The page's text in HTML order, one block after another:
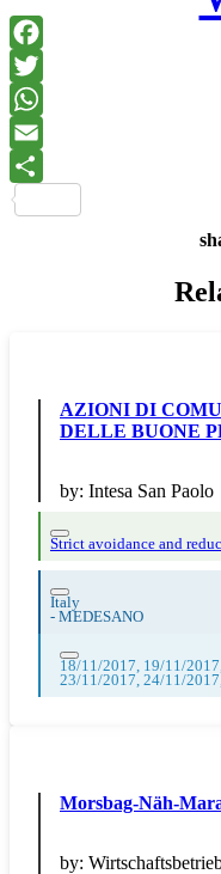
AZIONI DI
DELLE BUONE
by: Intesa San Paolo
Strict avoidance and
Italy
- MEDESANO
18/11/2017, 19/11/
23/11/2017, 24/11/
Morsbag-Näh-
by: